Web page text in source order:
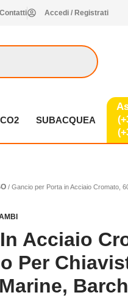
Accedi / Registrati
SUBACQUEA
/ Gancio per Porta in Acciaio Cromato,
Acciaio
Per